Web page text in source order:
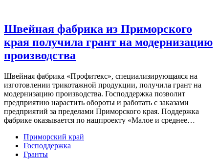
Швейная фабрика из Приморского
края получила грант на модернизацию
производства
Швейная фабрика «Профитекс», специализирующаяся на
изготовлении трикотажной продукции, получила грант на
модернизацию производства. Господдержка позволит
предприятию нарастить обороты и работать с заказами
предприятий за пределами Приморского края. Поддержка
фабрике оказывается по нацпроекту «Малое и среднее…
Приморский край
Господдержка
Гранты